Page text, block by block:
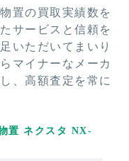
置の買取実績数を
サービスと信頼を
いただいてまいり
マイナーなメーカ
、高額査定を常に
置 ネクスタ NX-